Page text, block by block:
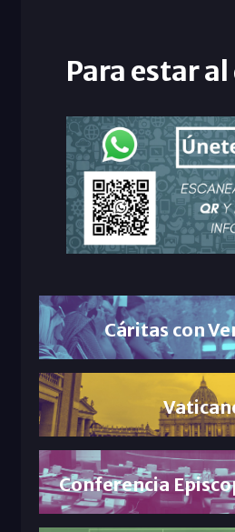
Para estar al
Cáritas con
Conferencia